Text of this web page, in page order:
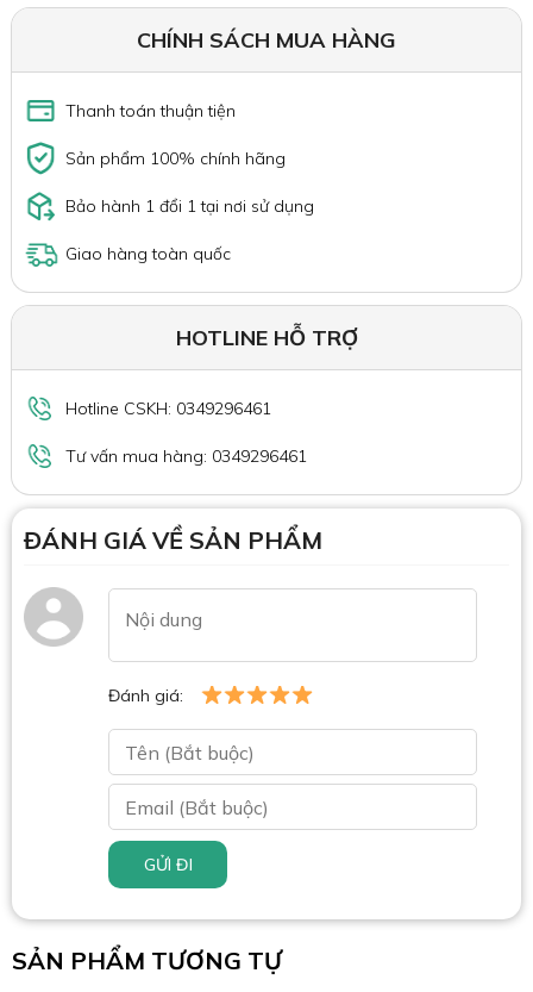
CHÍNH SÁCH MUA HÀNG
Thanh toán thuận tiện
Sản phẩm 100% chính hãng
Bảo hành 1 đổi 1 tại nơi sử dụng
Giao hàng toàn quốc
HOTLINE HỖ TRỢ
Hotline CSKH: 0349296461
Tư vấn mua hàng: 0349296461
ĐÁNH GIÁ VỀ SẢN PHẨM
Đánh giá:
GỬI ĐI
SẢN PHẨM TƯƠNG TỰ